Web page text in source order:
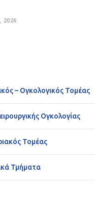
2026
– Ογκολογικός Τομέας
Ογκολογίας
Τομέας
Τμήματα